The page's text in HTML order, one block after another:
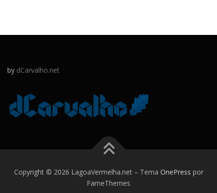
by dCarvalho.net
Copyright © 2026 LagoaVermelha.net – Tema OnePress por
FameThemes